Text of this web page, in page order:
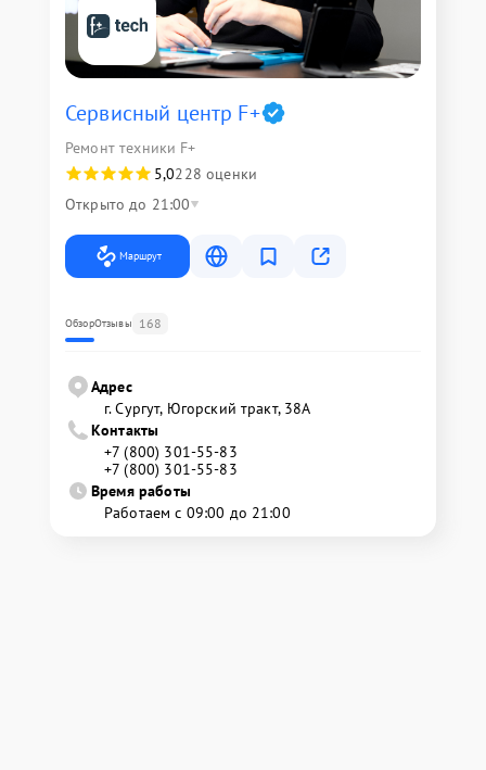
Сервисный центр F+
Ремонт техники F+
5,0228 оценки
Открыто до 21:00
Маршрут
ОбзорОтзывы 168
Адрес
г. Сургут, Югорский тракт, 38А
Контакты
+7 (800) 301-55-83
+7 (800) 301-55-83
Время работы
Работаем с 09:00 до 21:00